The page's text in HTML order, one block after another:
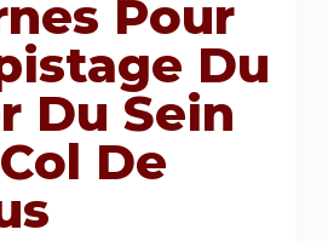
Pour
Du
Du Sein
De